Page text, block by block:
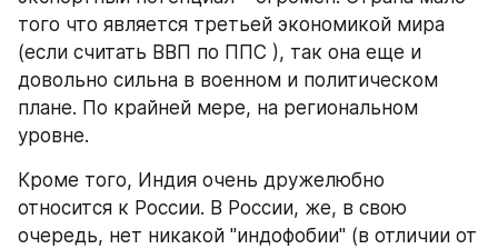
того что является третьей экономикой мира
(если считать ВВП по ППС ), так она еще и
довольно сильна в военном и политическом
плане. По крайней мере, на региональном
уровне.
Кроме того, Индия очень дружелюбно
относится к России. В России, же, в свою
очередь, нет никакой "индофобии" (в отличии от